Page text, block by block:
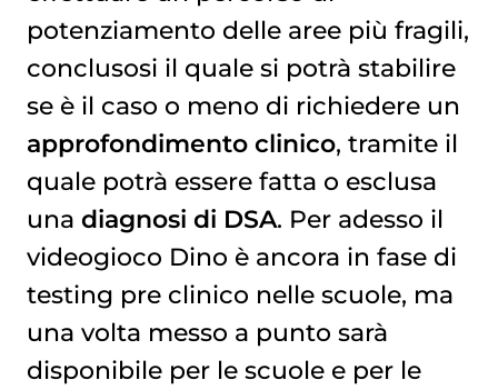
potenziamento delle aree più fragili,
conclusosi il quale si potrà stabilire
se è il caso o meno di richiedere un
approfondimento clinico, tramite il
quale potrà essere fatta o esclusa
una diagnosi di DSA. Per adesso il
videogioco Dino è ancora in fase di
testing pre clinico nelle scuole, ma
una volta messo a punto sarà
disponibile per le scuole e per le